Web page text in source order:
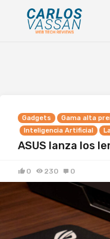
Gadgets Gama alta
Inteligencia Artificial
ASUS lanza los
0 230 0